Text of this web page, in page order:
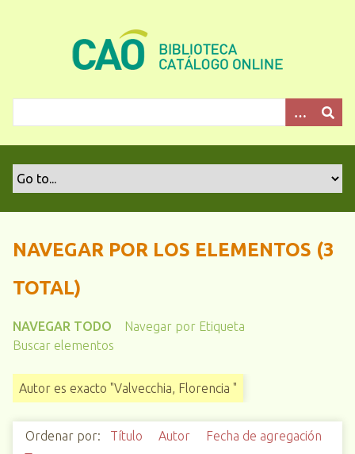
l
NAVEGAR POR LOS ELEMENTOS (3
TOTAL)
NAVEGAR TODO
Navegar por Etiqueta
Buscar elementos
Autor es exacto "Valvecchia, Florencia "
Ordenar por: Título Autor Fecha de agregación